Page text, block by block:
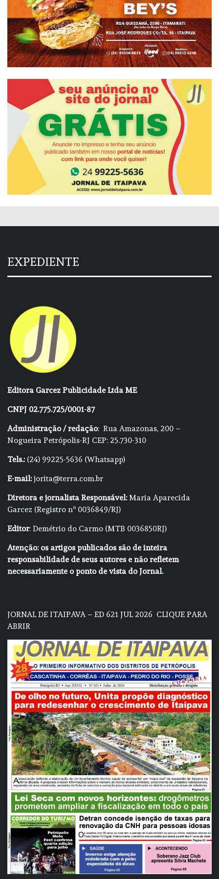
EXPEDIENTE
Editora Garcez Publicidade Ltda ME
CNPJ 02.775.725/0001-87
Administração / redação: Rua Amazonas, 200 –
Nogueira Petrópolis-RJ CEP: 25.730-310
Tels.:(24) 99225-5636 (Whatsapp)
E-mail:jorita@terra.com.br
Diretora e jornalista Responsável:Maria Aparecida
Garcez (Registro nº 0036849/RJ)
Editor: Demétrio do Carmo (MTB 0036850RJ)
Atenção: os artigos publicados são de inteira
responsabilidade de seus autores e não refletem
necessariamente o ponto de vista do Jornal.
JORNAL DE ITAIPAVA – ED 621 JUL 2026 CLIQUE PARA
ABRIR